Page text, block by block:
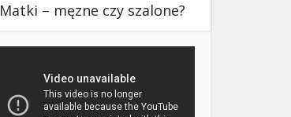
Matki – męzne czy szalone?